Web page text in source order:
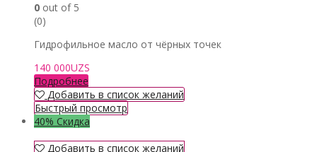
0 out of 5
(0)
Гидрофильное масло от чёрных точек
140 000UZS
Подробнее
Добавить в список желаний
Быстрый просмотр
40% Скидка
Добавить в список желаний